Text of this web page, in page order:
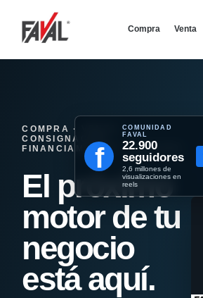
Compra Venta
COMPRA · VENTA ·
CONSIGNACIÓN ·
FINANCIAMIENTO - REMATES
El próximo
motor de tu
negocio
está aquí.
f
COMUNIDAD
FAVAL
22.900
seguidores
2,6 millones de
visualizaciones en
reels